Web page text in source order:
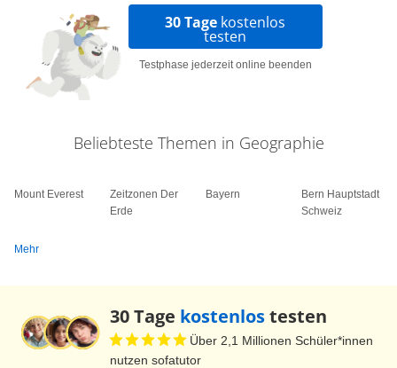
ist daher, auch nach der Unabhängigkeit Benins,
Amtssprache geblieben.
30 Tage kostenlos
testen
Testphase jederzeit online beenden
Beliebteste Themen in Geographie
Mount Everest
Zeitzonen Der
Erde
Bayern
Bern Hauptstadt
Schweiz
Mehr
30 Tage kostenlostesten
Über 2,1 Millionen Schüler*innen
nutzen sofatutor